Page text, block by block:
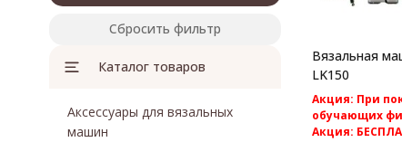
Вязальная
LK150
Акция: При
обучающих
Акция:
Сбросить фильтр
Каталог товаров
Аксессуары для вязальных
машин